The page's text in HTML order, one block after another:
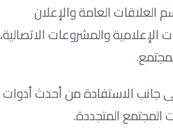
العلاقات العامة والإعلان
والمبادرات الإعلامية والمشروعات الاتصالية،
جانب الاستفادة من أحدث أدوات
المجتمع المتجددة.